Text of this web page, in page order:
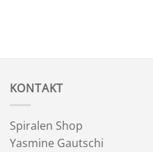
KONTAKT
Spiralen Shop
Yasmine Gautschi